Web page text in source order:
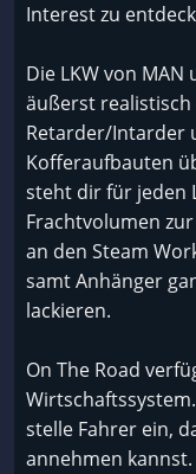
Interest zu
Die LKW von
äußerst
Retarder/Intarder
Kofferaufbauten
steht dir für jeden
Frachtvolumen
an den Steam
samt Anhänger
lackieren.
On The Road
stelle Fahrer ein,
annehmen